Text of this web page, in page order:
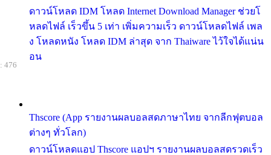
ดาวน์โหลด IDM โหลด Internet Download Manager ช่วยโ
หลดไฟล์ เร็วขึ้น 5 เท่า เพิ่มความเร็ว ดาวน์โหลดไฟล์ เพล
ง โหลดหนัง โหลด IDM ล่าสุด จาก Thaiware ไว้ใจได้แน่น
อน
Thscore (App รายงานผลบอลสดภาษาไทย จากลีกฟุตบอล
ต่างๆ ทั่วโลก)
ดาวน์โหลดแอป Thscore แอปฯ รายงานผลบอลสดรวดเร็ว
476